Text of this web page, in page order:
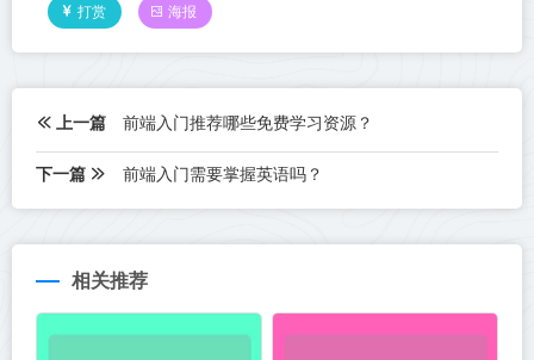
打赏 海报
上一篇 前端入门推荐哪些免费学习资源？
下一篇 前端入门需要掌握英语吗？
相关推荐